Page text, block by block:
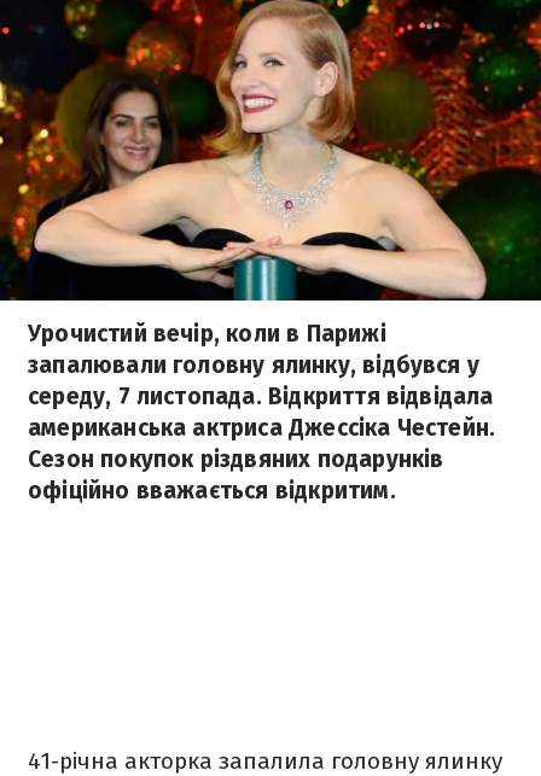
Урочистий вечір, коли в Парижі
запалювали головну ялинку, відбувся у
середу, 7 листопада. Відкриття відвідала
американська актриса Джессіка Честейн.
Сезон покупок різдвяних подарунків
офіційно вважається відкритим.
41-річна акторка запалила головну ялинку